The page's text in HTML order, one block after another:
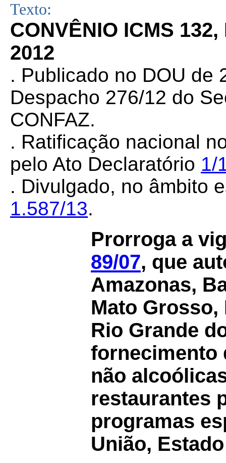
Texto:
CONVÊNIO ICMS
2012
. Publicado no DOU de
Despacho 276/12 do
CONFAZ.
. Ratificação nacional
pelo Ato Declaratório 1/
. Divulgado, no âmbito
1.587/13.
Prorroga a
89/07, que
Amazonas,
Mato Grosso,
Rio Grande
fornecimento
não
restaurantes
programas
União,